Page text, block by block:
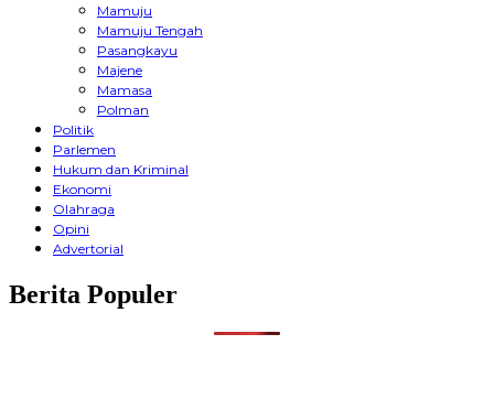
Mamuju
Mamuju Tengah
Pasangkayu
Majene
Mamasa
Polman
Politik
Parlemen
Hukum dan Kriminal
Ekonomi
Olahraga
Opini
Advertorial
Berita Populer